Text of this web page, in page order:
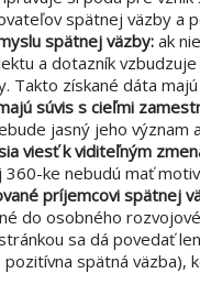
spätnej väzby a
spätnej väzby:ak
a dotazník
Takto získané dáta
súvis s cieľmi
jasný jeho význam
viesť k viditeľným
ke nebudú mať
príjemcovi spätnej
do osobného
sa dá povedať
spätná